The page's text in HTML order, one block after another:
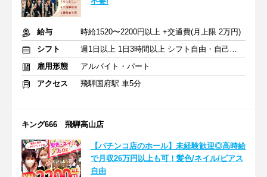
給与
時給1520〜2200円以上 +交通費(月上限 2万円)
シフト
週1日以上 1日3時間以上 シフト自由・自己申告
雇用形態
アルバイト・パート
アクセス
飛騨国府駅 車5分
キング666 飛騨高山店
【パチンコ店のホール】未経験歓迎◎高時給
で月収26万円以上も可！髪色/ネイル/ピアス
自由